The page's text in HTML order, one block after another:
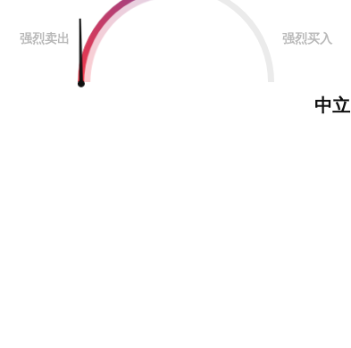
强烈卖出 强烈买入
中立